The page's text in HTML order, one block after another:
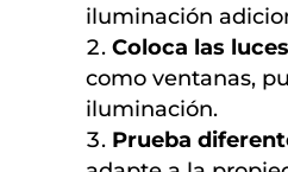
iluminación
Coloca las
como ventanas,
iluminación.
Prueba